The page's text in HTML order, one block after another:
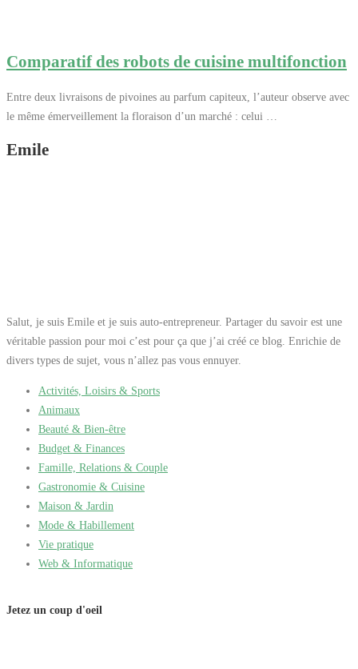
Comparatif des robots de cuisine multifonction
Entre deux livraisons de pivoines au parfum capiteux, l’auteur observe avec
le même émerveillement la floraison d’un marché : celui …
Emile
Salut, je suis Emile et je suis auto-entrepreneur. Partager du savoir est une
véritable passion pour moi c’est pour ça que j’ai créé ce blog. Enrichie de
divers types de sujet, vous n’allez pas vous ennuyer.
Activités, Loisirs & Sports
Animaux
Beauté & Bien-être
Budget & Finances
Famille, Relations & Couple
Gastronomie & Cuisine
Maison & Jardin
Mode & Habillement
Vie pratique
Web & Informatique
Jetez un coup d'oeil